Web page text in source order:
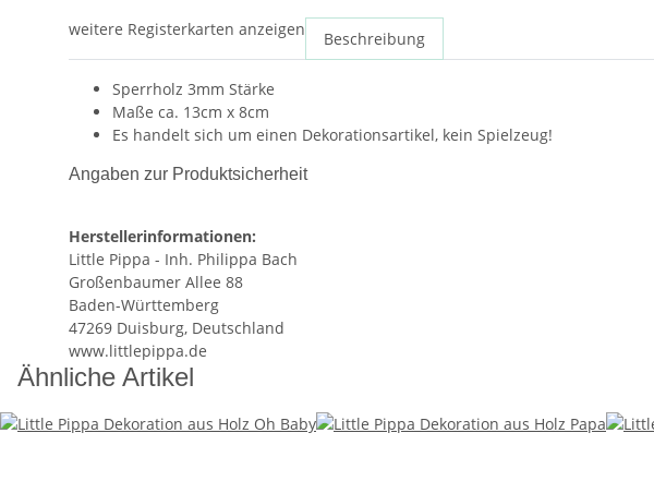
weitere Registerkarten anzeigen
Beschreibung
Sperrholz 3mm Stärke
Maße ca. 13cm x 8cm
Es handelt sich um einen Dekorationsartikel, kein Spielzeug!
Angaben zur Produktsicherheit
Herstellerinformationen:
Little Pippa - Inh. Philippa Bach
Großenbaumer Allee 88
Baden-Württemberg
47269 Duisburg, Deutschland
www.littlepippa.de
Ähnliche Artikel